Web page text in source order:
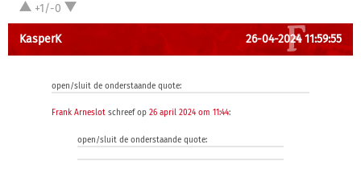
+1/-0
KasperK 26-04-2024 11:59:55
open/sluit de onderstaande quote:
Frank Arneslot schreef op 26 april 2024 om 11:44:
open/sluit de onderstaande quote: